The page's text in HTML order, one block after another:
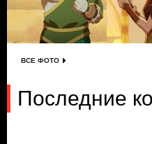
ВСЕ ФОТО
Последние